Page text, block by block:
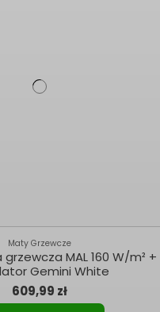
Maty Grzewcze
MAL 160 W/m² +
Gemini White
609,99 zł